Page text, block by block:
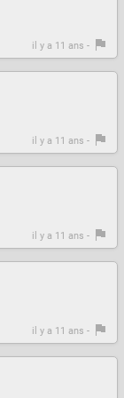
il y a 11 ans -
il y a 11 ans -
il y a 11 ans -
il y a 11 ans -